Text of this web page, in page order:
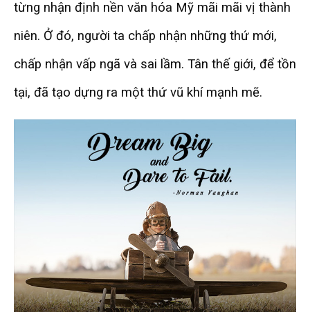
từng nhận định nền văn hóa Mỹ mãi mãi vị thành
niên. Ở đó, người ta chấp nhận những thứ mới,
chấp nhận vấp ngã và sai lầm. Tân thế giới, để tồn
tại, đã tạo dựng ra một thứ vũ khí mạnh mẽ.